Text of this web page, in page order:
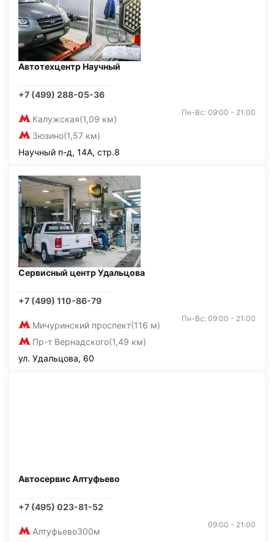
Автотехцентр Научный
+7 (499) 288-05-36
Калужская(1,09 км)
Зюзино(1,57 км)
Пн-Вс: 09:00 - 21:00
Научный п-д, 14А, стр.8
Сервисный центр Удальцова
+7 (499) 110-86-79
Мичуринский проспект(116 м)
Пр-т Вернадского(1,49 км)
Пн-Вс: 09:00 - 21:00
ул. Удальцова, 60
Автосервис Алтуфьево
+7 (495) 023-81-52
Алтуфьево300м
09:00 - 21:00